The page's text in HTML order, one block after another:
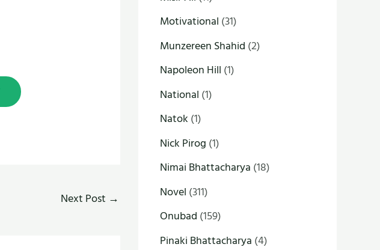
Next Post →
Motivational (31)
Munzereen Shahid (2)
Napoleon Hill (1)
National (1)
Natok (1)
Nick Pirog (1)
Nimai Bhattacharya (18)
Novel (311)
Onubad (159)
Pinaki Bhattacharya (4)